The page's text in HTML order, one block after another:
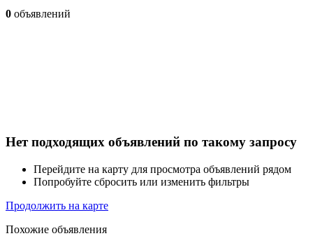
0 объявлений
Нет подходящих объявлений по такому запросу
Перейдите на карту для просмотра объявлений рядом
Попробуйте сбросить или изменить фильтры
Продолжить на карте
Похожие объявления